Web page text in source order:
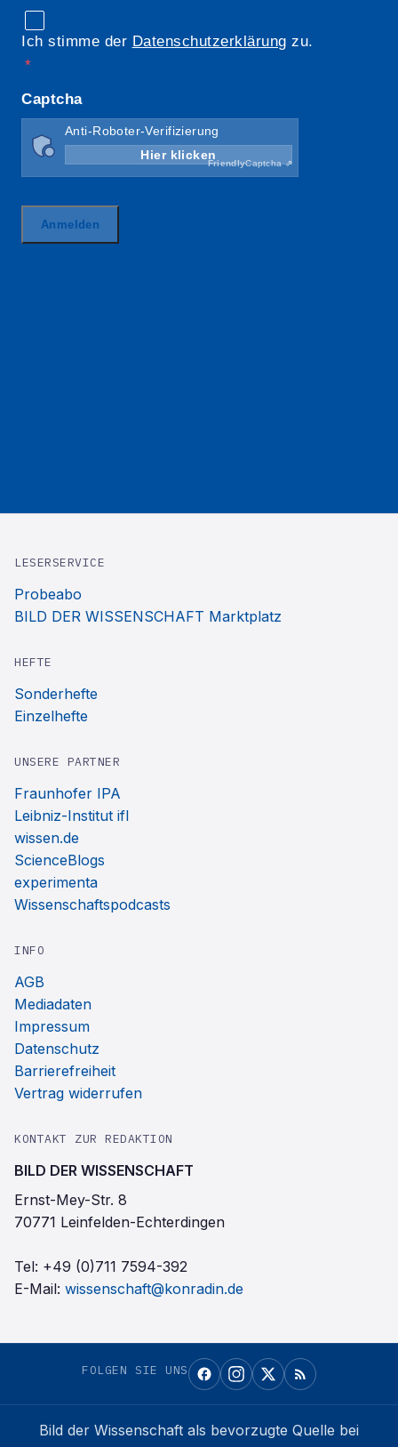
LESERSERVICE
Probeabo
BILD DER WISSENSCHAFT Marktplatz
HEFTE
Sonderhefte
Einzelhefte
UNSERE PARTNER
Fraunhofer IPA
Leibniz-Institut ifl
wissen.de
ScienceBlogs
experimenta
Wissenschaftspodcasts
INFO
AGB
Mediadaten
Impressum
Datenschutz
Barrierefreiheit
Vertrag widerrufen
KONTAKT ZUR REDAKTION
BILD DER WISSENSCHAFT
Ernst-Mey-Str. 8
70771 Leinfelden-Echterdingen
Tel: +49 (0)711 7594-392
E-Mail: wissenschaft@konradin.de
FOLGEN SIE UNS
Bild der Wissenschaft als bevorzugte Quelle bei